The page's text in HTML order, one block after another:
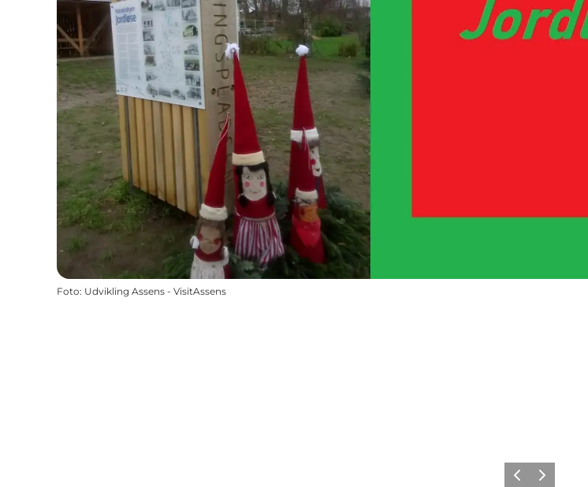
Foto: Udvikling Assens - VisitAssens
ForrigeNæste